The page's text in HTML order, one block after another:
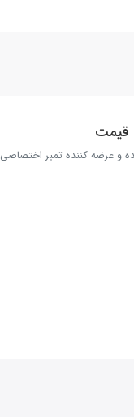
قیمت
و عرضه کننده تمبر اختصاصی